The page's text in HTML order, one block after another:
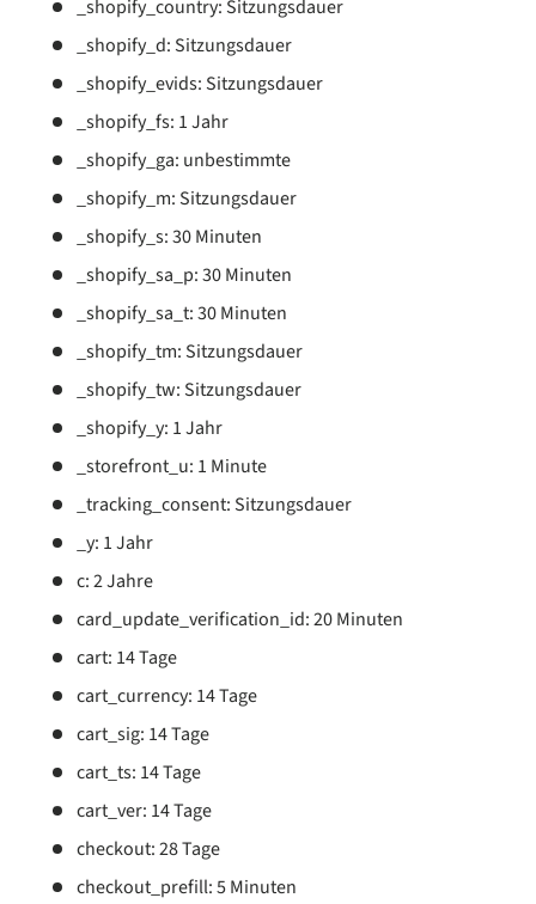
_shopify_country: Sitzungsdauer
_shopify_d: Sitzungsdauer
_shopify_evids: Sitzungsdauer
_shopify_fs: 1 Jahr
_shopify_ga: unbestimmte
_shopify_m: Sitzungsdauer
_shopify_s: 30 Minuten
_shopify_sa_p: 30 Minuten
_shopify_sa_t: 30 Minuten
_shopify_tm: Sitzungsdauer
_shopify_tw: Sitzungsdauer
_shopify_y: 1 Jahr
_storefront_u: 1 Minute
_tracking_consent: Sitzungsdauer
_y: 1 Jahr
c: 2 Jahre
card_update_verification_id: 20 Minuten
cart: 14 Tage
cart_currency: 14 Tage
cart_sig: 14 Tage
cart_ts: 14 Tage
cart_ver: 14 Tage
checkout: 28 Tage
checkout_prefill: 5 Minuten